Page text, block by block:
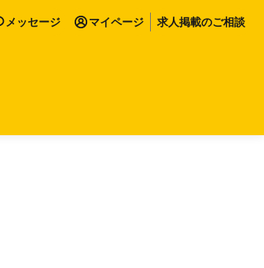
メッセージ マイページ 求人掲載のご相談